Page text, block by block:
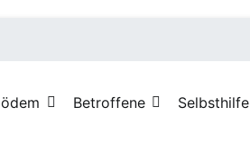
Betroffene Selbsthilfe